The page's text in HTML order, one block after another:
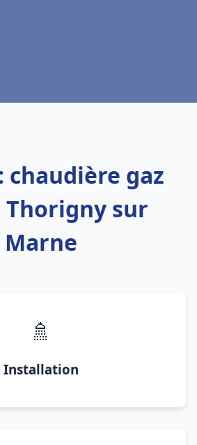
chaudière gaz
Thorigny sur
Marne
🚿
Installation